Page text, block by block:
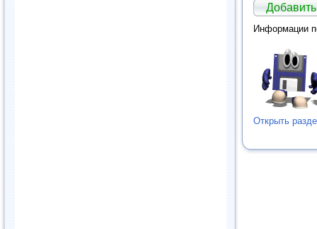
Информации
Открыть